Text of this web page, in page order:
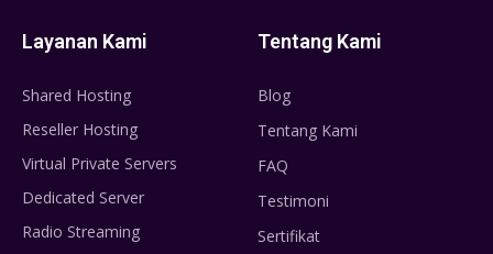
Layanan Kami
Shared Hosting
Reseller Hosting
Virtual Private Servers
Dedicated Server
Radio Streaming
Tentang Kami
Blog
Tentang Kami
FAQ
Testimoni
Sertifikat